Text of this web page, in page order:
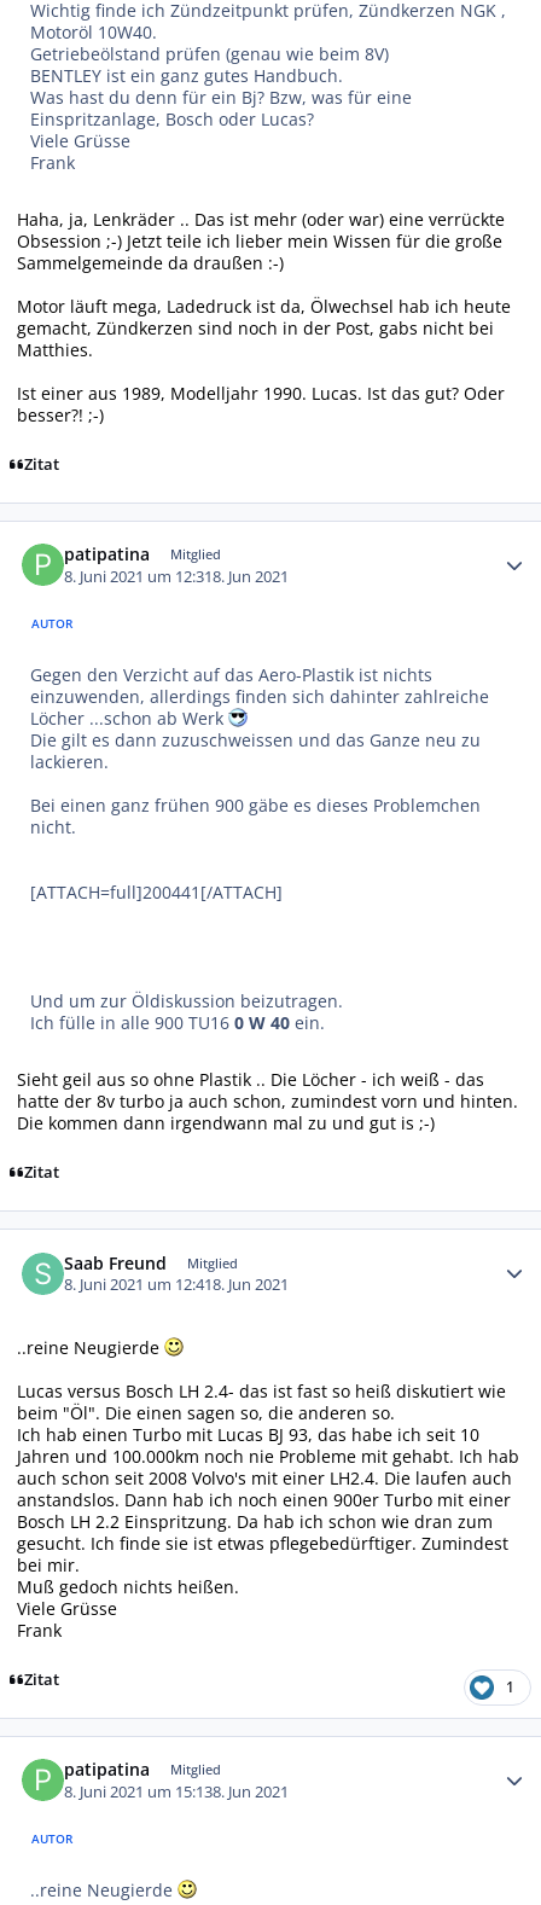
Wichtig finde ich Zündzeitpunkt prüfen, Zündkerzen NGK ,
Motoröl 10W40.
Getriebeölstand prüfen (genau wie beim 8V)
BENTLEY ist ein ganz gutes Handbuch.
Was hast du denn für ein Bj? Bzw, was für eine
Einspritzanlage, Bosch oder Lucas?
Viele Grüsse
Frank
Haha, ja, Lenkräder .. Das ist mehr (oder war) eine verrückte
Obsession ;-) Jetzt teile ich lieber mein Wissen für die große
Sammelgemeinde da draußen :-)
Motor läuft mega, Ladedruck ist da, Ölwechsel hab ich heute
gemacht, Zündkerzen sind noch in der Post, gabs nicht bei
Matthies.
Ist einer aus 1989, Modelljahr 1990. Lucas. Ist das gut? Oder
besser?! ;-)
Zitat
patipatina Mitglied
8. Juni 2021 um 12:318. Jun 2021
AUTOR
Gegen den Verzicht auf das Aero-Plastik ist nichts
einzuwenden, allerdings finden sich dahinter zahlreiche
Löcher ...schon ab Werk
Die gilt es dann zuzuschweissen und das Ganze neu zu
lackieren.
Bei einen ganz frühen 900 gäbe es dieses Problemchen
nicht.
[ATTACH=full]200441[/ATTACH]
Und um zur Öldiskussion beizutragen.
Ich fülle in alle 900 TU160 W 40ein.
Sieht geil aus so ohne Plastik .. Die Löcher - ich weiß - das
hatte der 8v turbo ja auch schon, zumindest vorn und hinten.
Die kommen dann irgendwann mal zu und gut is ;-)
Zitat
Saab Freund Mitglied
8. Juni 2021 um 12:418. Jun 2021
..reine Neugierde
Lucas versus Bosch LH 2.4- das ist fast so heiß diskutiert wie
beim "Öl". Die einen sagen so, die anderen so.
Ich hab einen Turbo mit Lucas BJ 93, das habe ich seit 10
Jahren und 100.000km noch nie Probleme mit gehabt. Ich hab
auch schon seit 2008 Volvo's mit einer LH2.4. Die laufen auch
anstandslos. Dann hab ich noch einen 900er Turbo mit einer
Bosch LH 2.2 Einspritzung. Da hab ich schon wie dran zum
gesucht. Ich finde sie ist etwas pflegebedürftiger. Zumindest
bei mir.
Muß gedoch nichts heißen.
Viele Grüsse
Frank
Zitat 1
patipatina Mitglied
8. Juni 2021 um 15:138. Jun 2021
AUTOR
..reine Neugierde